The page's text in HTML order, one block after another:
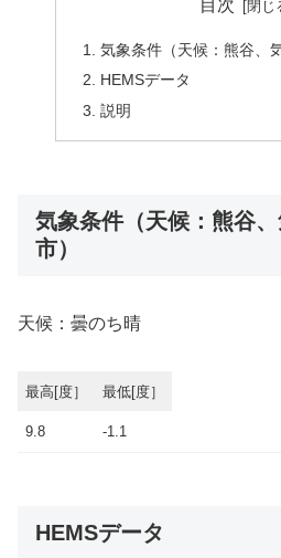
目次
気象条件（天候：熊谷、
HEMSデータ
説明
気象条件（天候：熊谷
市）
天候：曇のち晴
最高[度］ 最低[度］
9.8 -1.1
HEMSデータ